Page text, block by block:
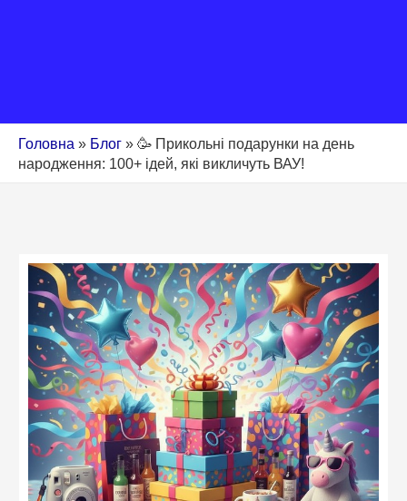
Головна » Блог » 🥳 Прикольні подарунки на день
народження: 100+ ідей, які викличуть ВАУ!